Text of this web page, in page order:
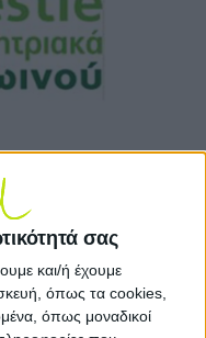
σας
και/ή έχουμε
όπως τα cookies,
όπως μοναδικοί
με ασβέστιο
προσπάθειά τους για ένα
στη βελτίωση της